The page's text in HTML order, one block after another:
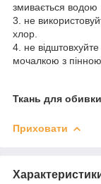
змивається водою
3. не
хлор.
4. не
мочалкою з
Ткань для
Приховати